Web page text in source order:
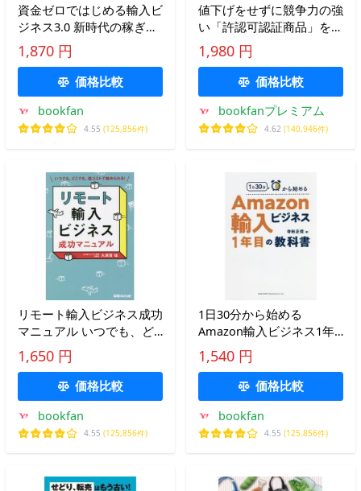
資金ゼロではじめる輸入ビ
ジネス3.0 新時代の稼ぎ方
「ひとり貿易」入門/大竹
秀明
1,870 円
価格比較
bookfan
4.55 (125,856件)
値下げをせずに競争力の強
い「許認可認証商品」を
ECサイトで売る方法/堀雄
太
1,980 円
価格比較
bookfanプレミアム
4.62 (140,946件)
リモート輸入ビジネス成功
マニュアル いつでも、ど
こでも、低コストで始めら
れる!/大須賀祐
1,650 円
価格比較
bookfan
4.55 (125,856件)
1日30分から始める
Amazon輸入ビジネス1年
目の教科書/寺田正信
1,540 円
価格比較
bookfan
4.55 (125,856件)